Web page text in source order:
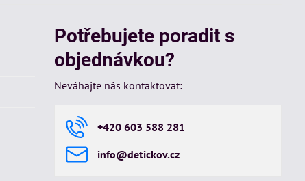
Potřebujete poradit s
objednávkou?
Neváhajte nás kontaktovat:
+420 603 588 281
info​@detickov​.cz